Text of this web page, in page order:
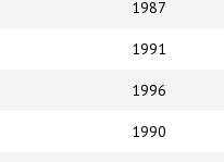
1987
1991
1996
1990